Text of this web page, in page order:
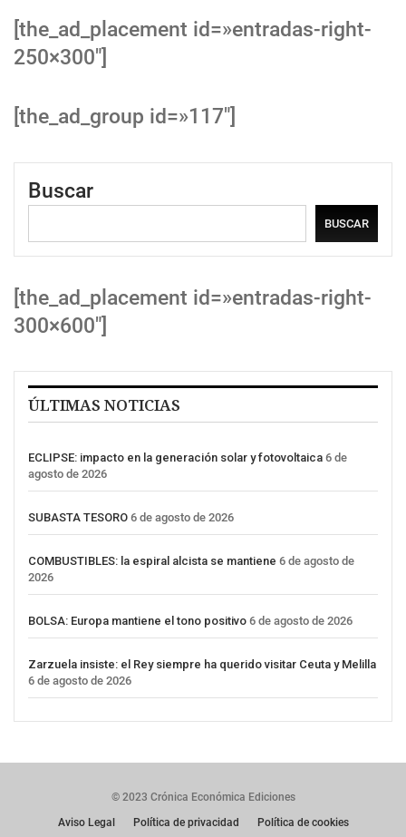
[the_ad_placement id=»entradas-right-
250×300″]
[the_ad_group id=»117″]
Buscar
BUSCAR
[the_ad_placement id=»entradas-right-
300×600″]
ÚLTIMAS NOTICIAS
ECLIPSE: impacto en la generación solar y fotovoltaica 6 de
agosto de 2026
SUBASTA TESORO 6 de agosto de 2026
COMBUSTIBLES: la espiral alcista se mantiene 6 de agosto de
2026
BOLSA: Europa mantiene el tono positivo 6 de agosto de 2026
Zarzuela insiste: el Rey siempre ha querido visitar Ceuta y Melilla
6 de agosto de 2026
© 2023 Crónica Económica Ediciones
Aviso Legal
Política de privacidad Política de cookies